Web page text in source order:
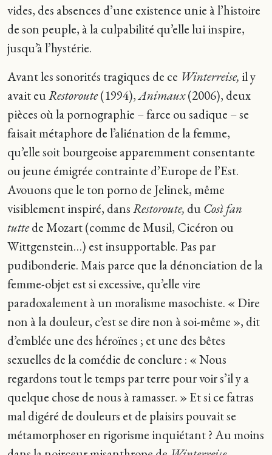
vides, des absences d’une existence unie à l’histoire
de son peuple, à la culpabilité qu’elle lui inspire,
jusqu’à l’hystérie.
Avant les sonorités tragiques de ce Winterreise, il y
avait euRestoroute(1994),Animaux(2006), deux
pièces où la pornographie – farce ou sadique – se
faisait métaphore de l’aliénation de la femme,
qu’elle soit bourgeoise apparemment consentante
ou jeune émigrée contrainte d’Europe de l’Est.
Avouons que le ton porno de Jelinek, même
visiblement inspiré, dansRestoroute, duCosì fan
tuttede Mozart (comme de Musil, Cicéron ou
Wittgenstein…) est insupportable. Pas par
pudibonderie. Mais parce que la dénonciation de la
femme-objet est si excessive, qu’elle vire
paradoxalement à un moralisme masochiste. « Dire
non à la douleur, c’est se dire non à soi-même », dit
d’emblée une des héroïnes ; et une des bêtes
sexuelles de la comédie de conclure : « Nous
regardons tout le temps par terre pour voir s’il y a
quelque chose de nous à ramasser. » Et si ce fatras
mal digéré de douleurs et de plaisirs pouvait se
métamorphoser en rigorisme inquiétant ? Au moins